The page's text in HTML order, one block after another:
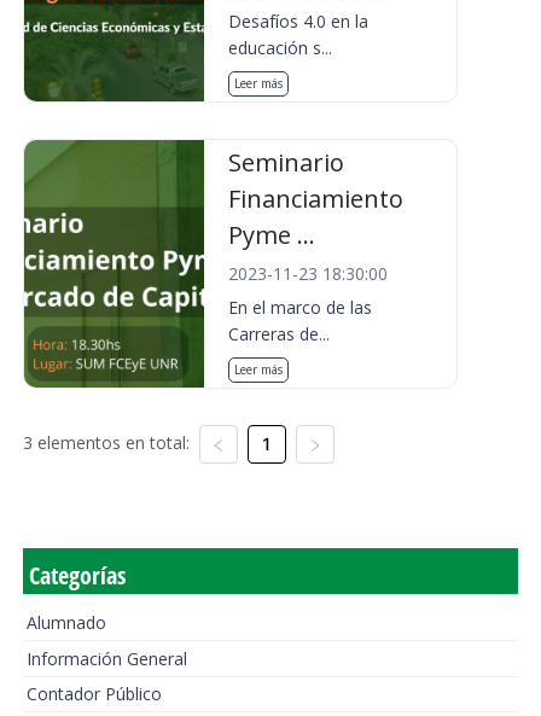
Desafíos 4.0 en la
educación s...
Leer más
Seminario
Financiamiento
Pyme ...
2023-11-23 18:30:00
En el marco de las
Carreras de...
Leer más
3 elementos en total: 1
Categorías
Alumnado
Información General
Contador Público